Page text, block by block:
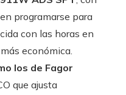
programarse para
con las horas en
económica.
los de Fagor
que ajusta